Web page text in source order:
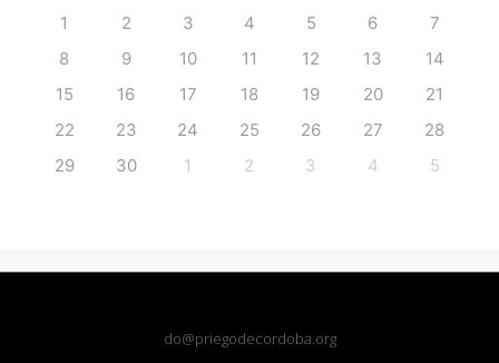
1 2 3 4 5 6
7
8
9 10 11 12 13
14
15
16 17 18 19 20
21
22
23 24 25 26 27
28
29
30 1 2 3 4 5
do@priegodecordoba.org